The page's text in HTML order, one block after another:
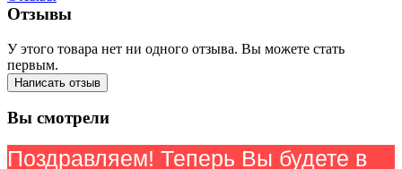
Отзывы
У этого товара нет ни одного отзыва. Вы можете стать
первым.
Написать отзыв
Вы смотрели
Поздравляем! Теперь Вы будете в